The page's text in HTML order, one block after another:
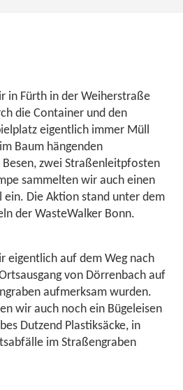
in Fürth in der Weiherstraße
die Container und den
eigentlich immer Müll
Baum hängenden
zwei Straßenleitpfosten
sammelten wir auch einen
ein. Die Aktion stand unter dem
der WasteWalker Bonn.
eigentlich auf dem Weg nach
von Dörrenbach auf
aufmerksam wurden.
wir auch noch ein Bügeleisen
Dutzend Plastiksäcke, in
im Straßengraben